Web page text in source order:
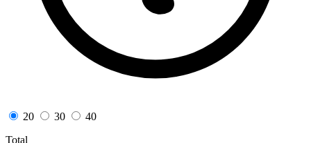
20 30
40
Total